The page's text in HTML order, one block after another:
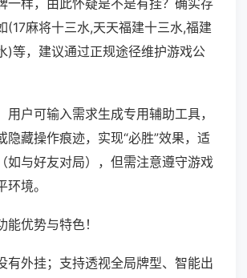
一样，由此怀疑是不是有挂？确实存
(17麻将十三水,天天福建十三水,福建
)等，建议通过正规途径维护游戏公
用户可输入需求生成专用辅助工具，
隐藏操作痕迹，实现“必胜”效果，适
如与好友对局），但需注意遵守游戏
境。
优势与特色！
有外挂；支持透视全局牌型、智能出